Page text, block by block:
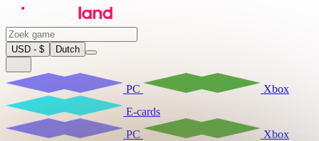
USD - $ Dutch
PC
Xbox
E-cards
PC
Xbox